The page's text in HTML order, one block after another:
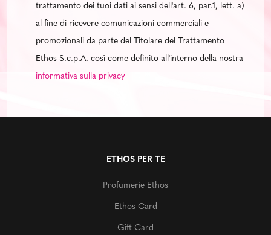
trattamento dei tuoi dati ai sensi dell'art. 6, par.1, lett. a)
al fine di ricevere comunicazioni commerciali e
promozionali da parte del Titolare del Trattamento
Ethos S.c.p.A. così come definito all'interno della nostra
informativa sulla privacy
ETHOS PER TE
Profumerie Ethos
Ethos Card
Gift Card